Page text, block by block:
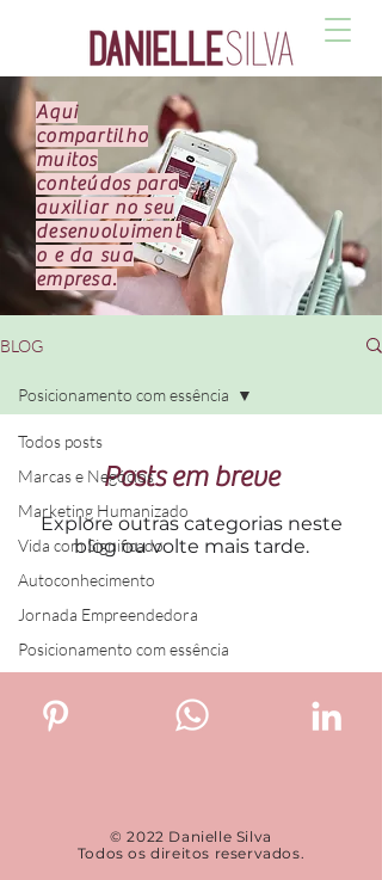
Aqui
compartilho
muitos
conteúdos para
auxiliar no seu
desenvolviment
o e da sua
empresa.
BLOG
Todos posts
Marcas e Negócios
Marketing Humanizado
Vida com Significado
Autoconhecimento
Jornada Empreendedora
Posicionamento com essência
Posicionamento com essência
Posts em breve
Explore outras categorias neste
blog ou volte mais tarde.
© 2022 Danielle Silva
Todos os direitos reservados.